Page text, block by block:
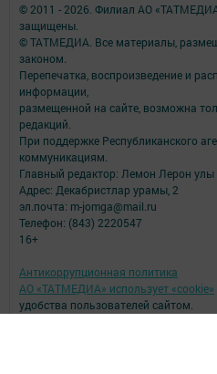
© 2011 - 2026. Филиал АО
защищены.
© ТАТМЕДИА. Все материалы,
законом.
Перепечатка, воспроизведение и
информации,
размещенной на сайте, возможна
редакций.
При поддержке Республиканского
коммуникациям.
Главный редактор: Лемон Лерон
Адрес: Декабристлар урамы, 2
эл.почта: m-jomga@mail.ru
Телефон: (843) 2220547
16+
Антикоррупционная политика
АО «ТАТМЕДИА» использует «cookie»
удобства пользователей сайтом.